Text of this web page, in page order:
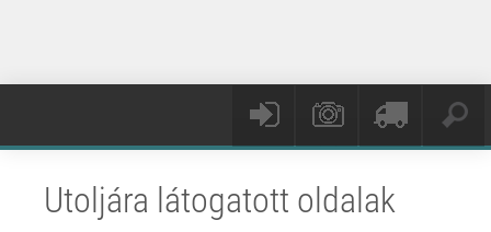
Utoljára látogatott oldalak